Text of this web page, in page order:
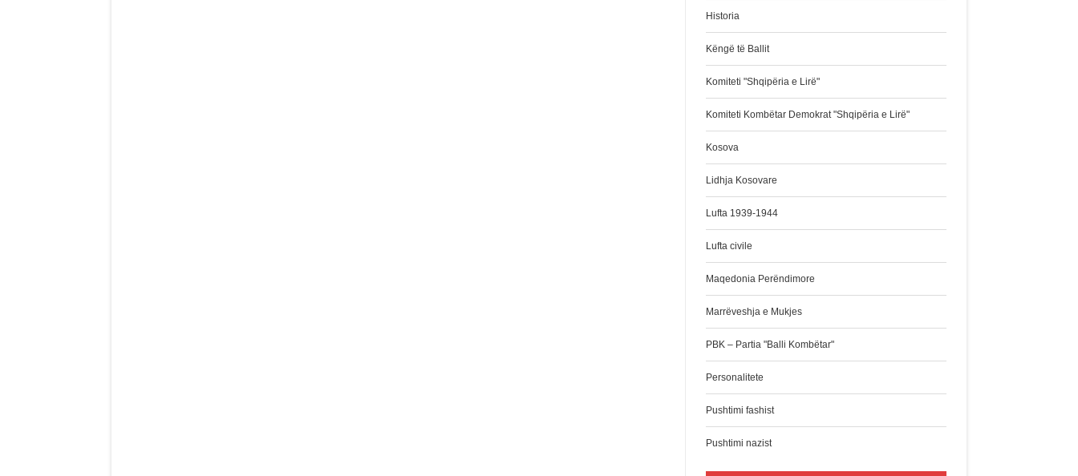
Historia
Këngë të Ballit
Komiteti "Shqipëria e Lirë"
Komiteti Kombëtar Demokrat "Shqipëria e Lirë"
Kosova
Lidhja Kosovare
Lufta 1939-1944
Lufta civile
Maqedonia Perëndimore
Marrëveshja e Mukjes
PBK – Partia "Balli Kombëtar"
Personalitete
Pushtimi fashist
Pushtimi nazist